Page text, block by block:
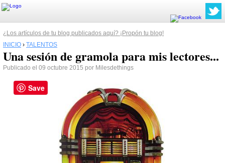
¿Los artículos de tu blog publicados aquí? ¡Propón tu blog!
INICIO › TALENTOS
Una sesión de gramola para mis lectores...
Publicado el 09 octubre 2015 por Milesdethings
Save